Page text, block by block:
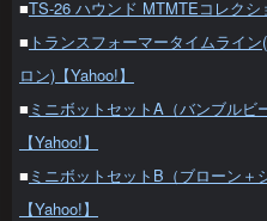
■TS-26 ハウンド MTMTEコレクシ
■ トランスフォーマータイムライ
ロン)【Yahoo!】
■ ミニボットセットA（バンブルビ
【Yahoo!】
■ ミニボットセットB（ブローン＋
【Yahoo!】